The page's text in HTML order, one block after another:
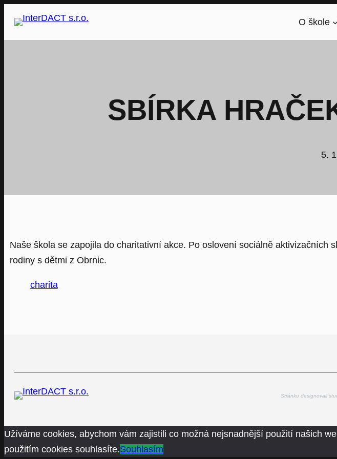
obsah
O škole
SBÍRKA
5.
Naše škola se zapojila do charitativní akce. Po oslovení sociálně aktivizačních
rodiny s dětmi z Obrnic.
charita
Stránku designovali
Užíváme cookies, abychom vám zajistili co možná nejsnadnější použití našich
použitím cookies souhlasíte.Souhlasím